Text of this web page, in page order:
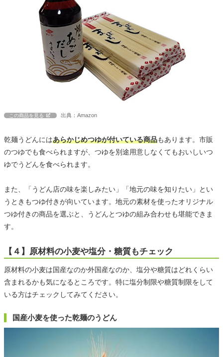
この商品を見る 出典：Amazon
乾麺うどんにはあらかじめつゆが付いている商品もあります。市販
のつゆでも食べられますが、つゆを別途用意しなくてもおいしいつ
ゆでうどんを食べられます。
また、「うどん店の味を楽しみたい」「地元の味を知りたい」とい
うときもつゆ付きが向いています。地元の素材を使ったオリジナル
つゆ付きの商品を選ぶと、うどんとつゆの組み合わせも堪能できま
す。
【４】原材料の小麦や塩分・糖質もチェック
原材料の小麦は国産なのか外国産なのか、塩分や糖質はどれくらい
含まれるかも気になるところです。特に塩分制限や糖質制限をして
いる方はチェックしてみてください。
国産小麦を使った乾麺のうどん